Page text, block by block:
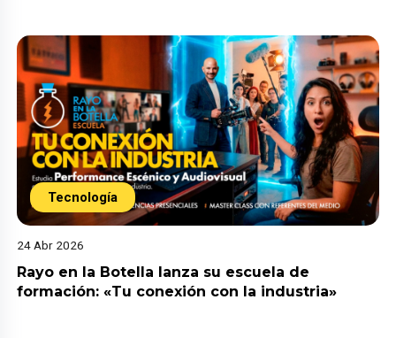
Tecnología
24 Abr 2026
Rayo en la Botella lanza su escuela de
formación: «Tu conexión con la industria»